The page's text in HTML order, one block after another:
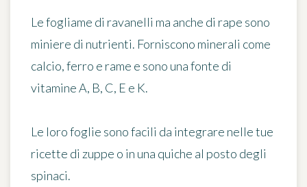
Le fogliame di ravanelli ma anche di rape sono
miniere di nutrienti. Forniscono minerali come
calcio, ferro e rame e sono una fonte di
vitamine A, B, C, E e K.
Le loro foglie sono facili da integrare nelle tue
ricette di zuppe o in una quiche al posto degli
spinaci.